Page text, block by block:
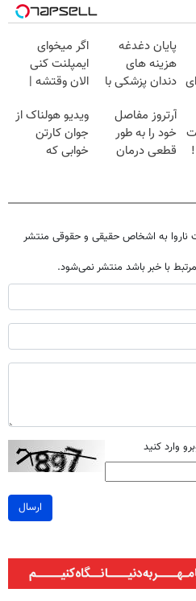
پایان دغدغه
هزینه های
دندان پزشکی با
خانگی
اگر میخوای
ایمپلنت کنی
الان وقتشه |
میلیون تومان!!!
آرتروز مفاصل
خود را به طور
قطعی درمان
ویدیو هولناک از
جوان کارتن
خوابی که
ناروا به اشخاص حقیقی و حقوقی منتشر
با خبر باشد منتشر نمی‌شود.
وارد کنید
ارسال